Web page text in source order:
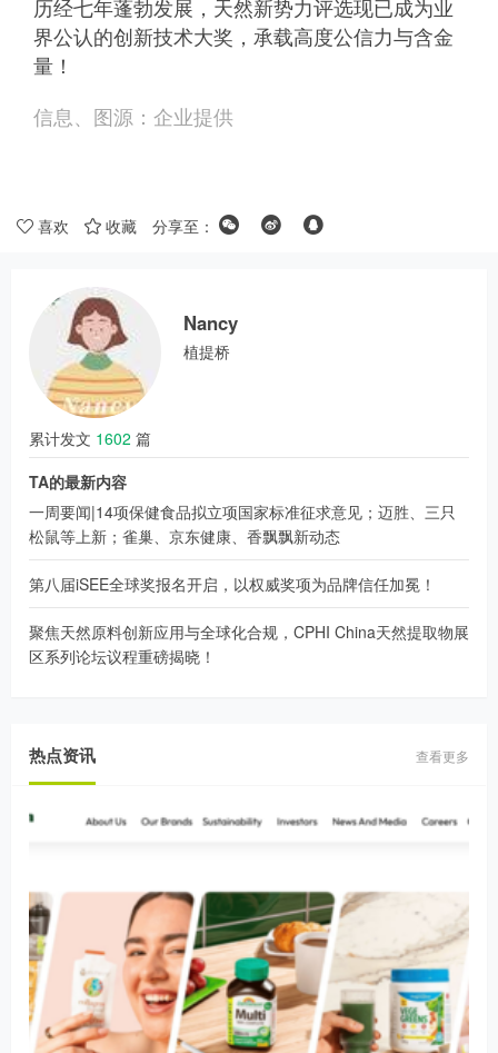
历经七年蓬勃发展，天然新势力评选现已成为业
界公认的创新技术大奖，承载高度公信力与含金
量！
信息、图源：企业提供
喜欢 收藏 分享至：
Nancy
植提桥
累计发文 1602 篇
TA的最新内容
一周要闻|14项保健食品拟立项国家标准征求意见；迈胜、三只
松鼠等上新；雀巢、京东健康、香飘飘新动态
第八届iSEE全球奖报名开启，以权威奖项为品牌信任加冕！
聚焦天然原料创新应用与全球化合规，CPHI China天然提取物展
区系列论坛议程重磅揭晓！
热点资讯 查看更多